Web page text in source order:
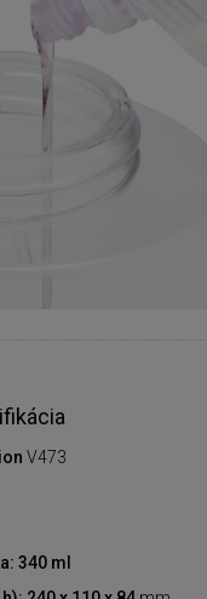
V473
340 ml